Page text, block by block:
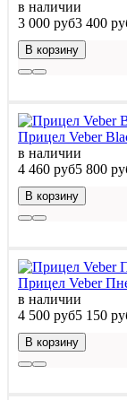
в наличии
3 000 руб3 400
В корзину
Прицел Veber
в наличии
4 460 руб5 800
В корзину
Прицел Veber
в наличии
4 500 руб5 150
В корзину